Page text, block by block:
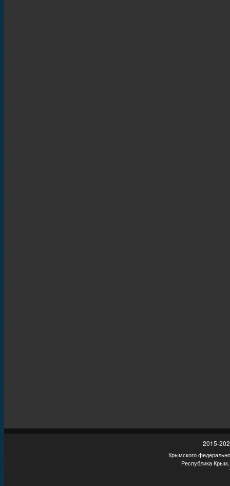
2015-
Крымского
Республика